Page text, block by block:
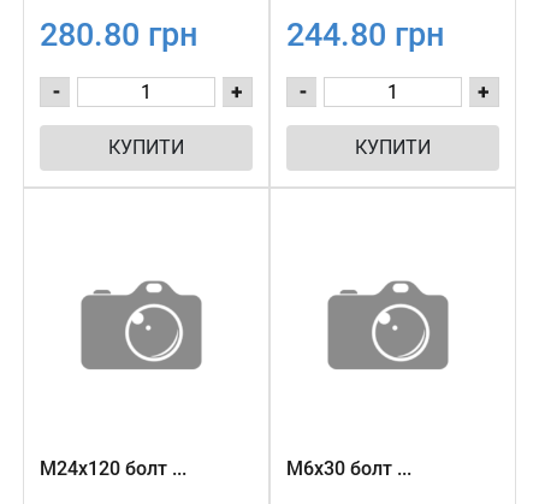
280.80 грн
- +
КУПИТИ
244.80 грн
- +
КУПИТИ
М24х120 болт ... М6х30 болт ...